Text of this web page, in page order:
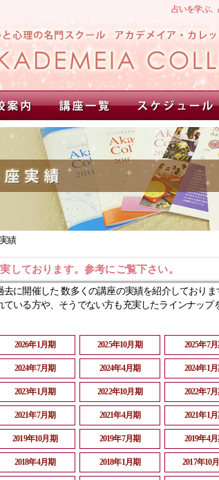
占いを学ぶ
績
しております。参考にご覧下さい。
に開催した 数多くの講座の実績を紹介しておりま
ている方や、そうでない方も充実したラインナップ
2026年1月期 2025年10月期 2025年7
2024年7月期 2024年4月期 2024年1
2023年1月期 2022年10月期 2022年7
2021年7月期 2021年4月期 2021年1
2019年10月期 2019年7月期 2019年4
2018年4月期 2018年1月期 2017年10